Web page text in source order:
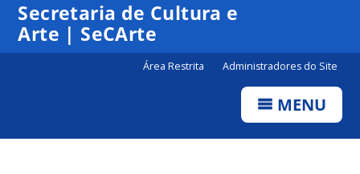
Secretaria de Cultura e
Arte | SeCArte
Área Restrita Administradores do Site
MENU
1:00